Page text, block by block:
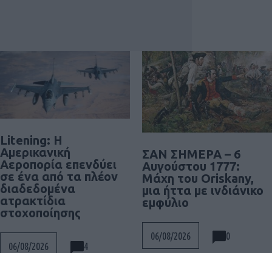
Litening: Η
Αμερικανική
Αεροπορία επενδύει
σε ένα από τα πλέον
διαδεδομένα
ατρακτίδια
στοχοποίησης
06/08/2026 4
ΣΑΝ ΣΗΜΕΡΑ – 6
Αυγούστου 1777:
Μάχη του Oriskany,
μια ήττα με ινδιάνικο
εμφύλιο
06/08/2026 0